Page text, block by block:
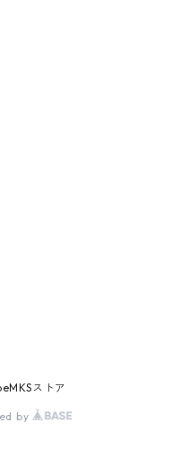
ストア
by